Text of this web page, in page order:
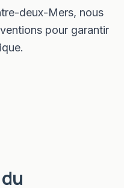
deux-Mers, nous
pour garantir